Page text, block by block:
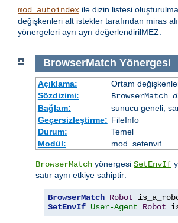
mod_autoindex ile dizin listesi
değişkenleri alt istekler tarafından miras
yönergeleri ayrı ayrı değerlendirilMEZ.
BrowserMatch Yönergesi
Açıklama:
Ortam
Sözdizimi:
BrowserMatch
Bağlam:
sunucu geneli,
Geçersizleştirme: FileInfo
Durum:
Temel
Modül:
mod_setenvif
BrowserMatch yönergesi SetEnvIf
satır aynı etkiye sahiptir:
BrowserMatch Robot
SetEnvIf User-Agent Robot